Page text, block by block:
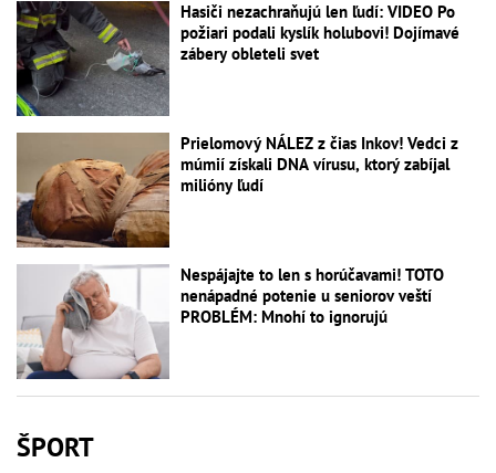
Hasiči nezachraňujú len ľudí: VIDEO Po
požiari podali kyslík holubovi! Dojímavé
zábery obleteli svet
Prielomový NÁLEZ z čias Inkov! Vedci z
múmií získali DNA vírusu, ktorý zabíjal
milióny ľudí
Nespájajte to len s horúčavami! TOTO
nenápadné potenie u seniorov veští
PROBLÉM: Mnohí to ignorujú
ŠPORT